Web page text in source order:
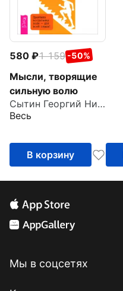
580 1 159 -50%
Мысли, творящие
сильную волю
Сытин Георгий Николаевич
Весь
В корзину
Мы в соцсетях